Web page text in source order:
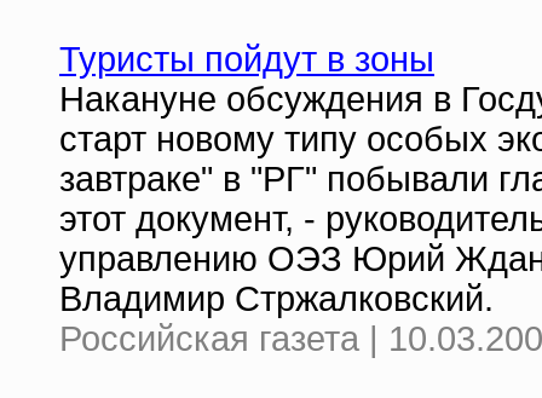
Туристы пойдут в зоны
Накануне обсуждения в
старт новому типу особых
завтраке" в "РГ" побывали
этот документ, -
управлению ОЭЗ Юрий
Владимир Стржалковский.
Российская газета |